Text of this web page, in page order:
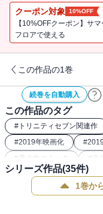
クーポン対象 10%OFF
【10%OFFクーポン】サ
フロアで使える
この作品の1巻
続巻を自動購入
この作品のタグ
# トリニティセブン関連作
#2019年映画化 #
# 美少女コミック #
シリーズ作品(35件)
1巻か